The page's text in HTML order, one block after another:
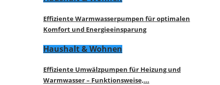
Effiziente Warmwasserpumpen für optimalen
Komfort und Energieeinsparung
Haushalt & Wohnen
Effiziente Umwälzpumpen für Heizung und
Warmwasser – Funktionsweise,…